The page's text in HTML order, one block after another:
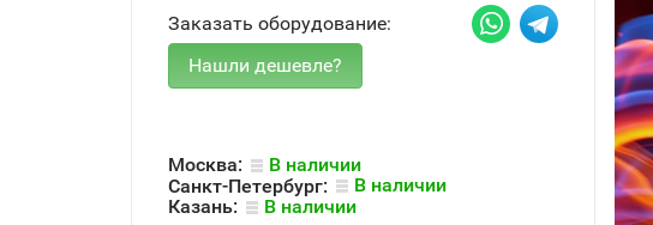
Заказать оборудование:
Москва:
В наличии
Санкт-Петербург:
В наличии
Казань:
В наличии